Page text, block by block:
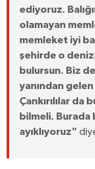
ediyoruz.
olamayan
memleket iyi
şehirde o
bulursun. Biz
yanından
Çankırılılar da
bilmeli. Burada
ayıklıyoruz"